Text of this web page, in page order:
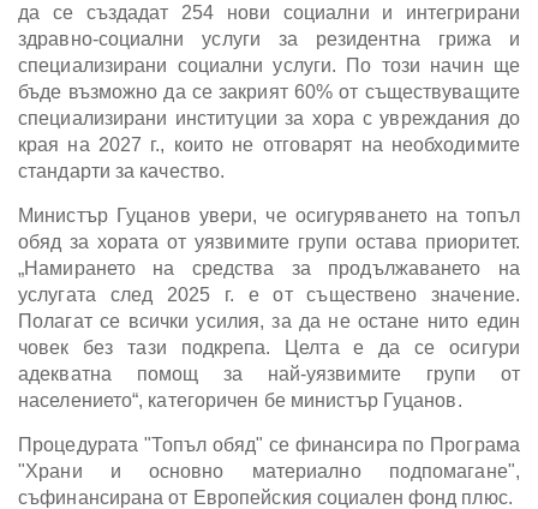
да се създадат 254 нови социални и интегрирани
здравно-социални услуги за резидентна грижа и
специализирани социални услуги. По този начин ще
бъде възможно да се закрият 60% от съществуващите
специализирани институции за хора с увреждания до
края на 2027 г., които не отговарят на необходимите
стандарти за качество.
Министър Гуцанов увери, че осигуряването на топъл
обяд за хората от уязвимите групи остава приоритет.
„Намирането на средства за продължаването на
услугата след 2025 г. е от съществено значение.
Полагат се всички усилия, за да не остане нито един
човек без тази подкрепа. Целта е да се осигури
адекватна помощ за най-уязвимите групи от
населението“, категоричен бе министър Гуцанов.
Процедурата "Топъл обяд" се финансира по Програма
"Храни и основно материално подпомагане",
съфинансирана от Европейския социален фонд плюс.